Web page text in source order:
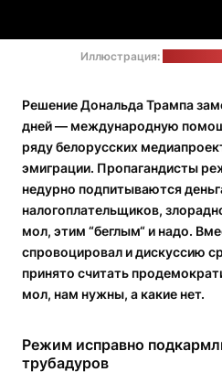
Иллюстрация:
Решение Дональда Трампа
дней — международную
ряду белорусских
эмиграции. Пропагандисты
недурно подпитываются
налогоплательщиков,
мол, этим “беглым“ и надо.
спровоцировал и дискуссию
принято считать
мол, нам нужны, а какие нет.
Режим исправно
трубадуров